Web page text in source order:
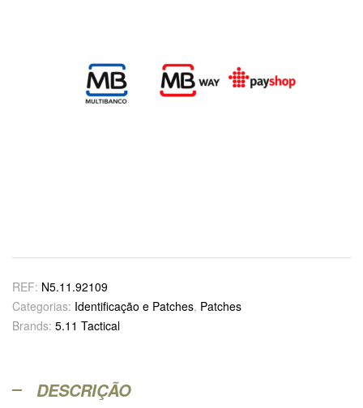
REF: N5.11.92109
Categorias: Identificação e Patches, Patches
Brands: 5.11 Tactical
DESCRIÇÃO